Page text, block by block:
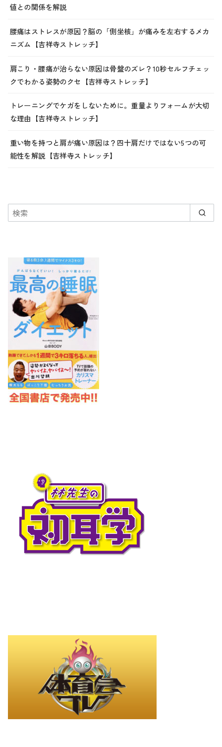
値との関係を解説
腰痛はストレスが原因？脳の「側坐核」が痛みを左右するメカ
ニズム【吉祥寺ストレッチ】
肩こり・腰痛が治らない原因は骨盤のズレ？10秒セルフチェッ
クでわかる姿勢のクセ【吉祥寺ストレッチ】
トレーニングでケガをしないために。重量よりフォームが大切
な理由【吉祥寺ストレッチ】
重い物を持つと肩が痛い原因は？四十肩だけではない5つの可
能性を解説【吉祥寺ストレッチ】